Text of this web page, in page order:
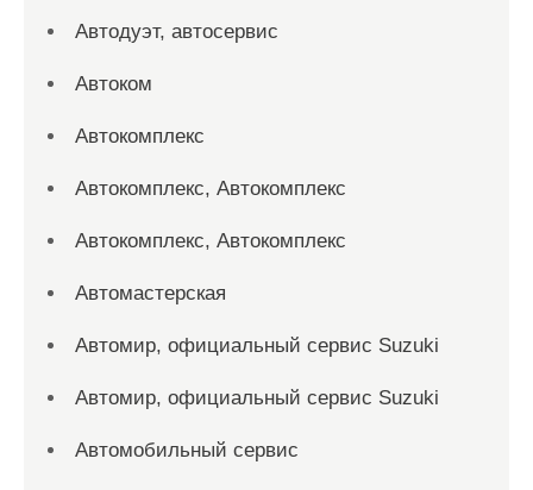
Автодуэт, автосервис
Автоком
Автокомплекс
Автокомплекс, Автокомплекс
Автокомплекс, Автокомплекс
Автомастерская
Автомир, официальный сервис Suzuki
Автомир, официальный сервис Suzuki
Автомобильный сервис